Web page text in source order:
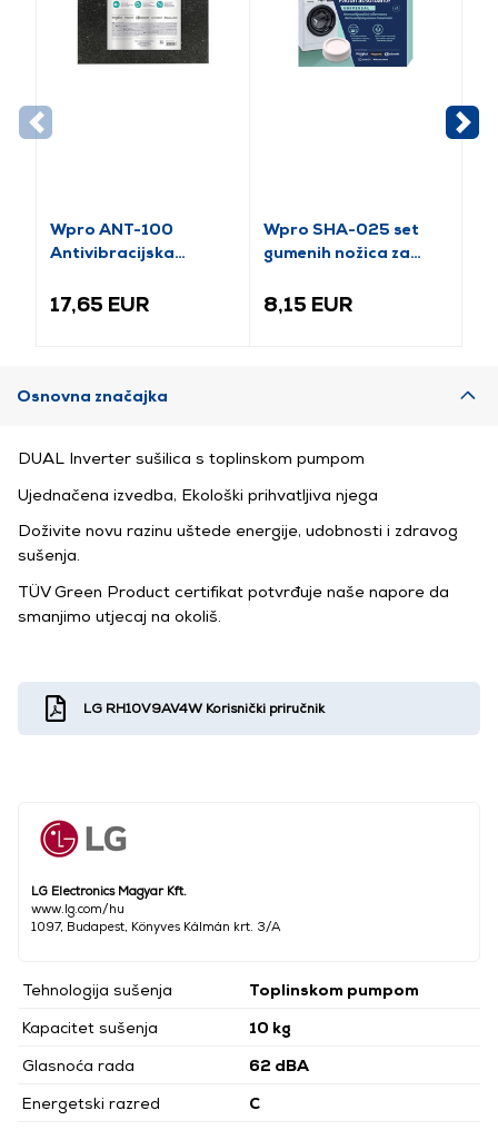
Wpro ANT-100
Antivibracijska
17,65 EUR
Wpro SHA-025 set
gumenih nožica za
komada
8,15 EUR
Osnovna značajka
LG Electronics Magyar Kft.
www.lg.com/hu
1097, Budapest, Könyves Kálmán krt. 3/A
Tehnologija sušenja
Toplinskom pumpom
Kapacitet sušenja
10 kg
Glasnoća rada
62 dBA
Energetski razred
C
DUAL Inverter sušilica s toplinskom pumpom
Ujednačena izvedba, Ekološki prihvatljiva njega
Doživite novu razinu uštede energije, udobnosti i zdravog
sušenja.
TÜV Green Product certifikat potvrđuje naše napore da
smanjimo utjecaj na okoliš.
LG RH10V9AV4W Korisnički priručnik